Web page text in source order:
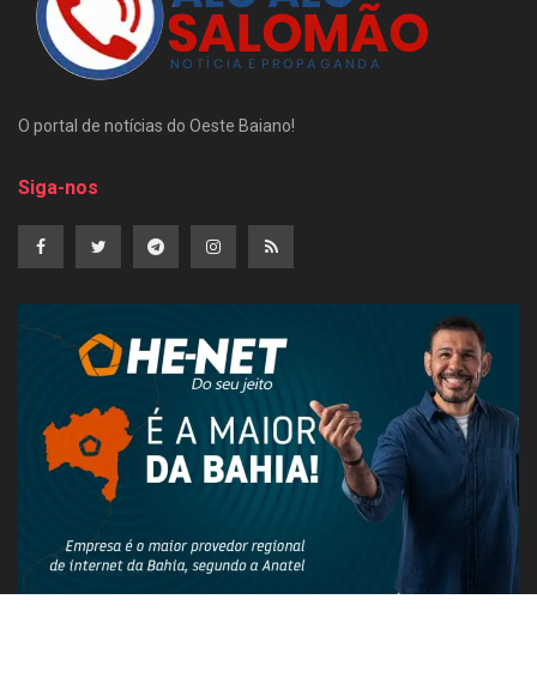
O portal de notícias do Oeste Baiano!
Siga-nos